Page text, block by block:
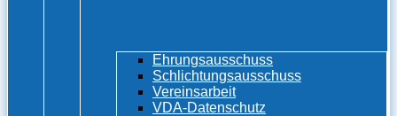
Ehrungsausschuss
Schlichtungsausschuss
Vereinsarbeit
VDA-Datenschutz